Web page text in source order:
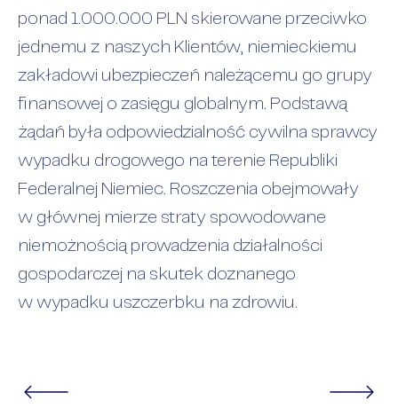
ponad 1.000.000 PLN skierowane przeciwko
jednemu z naszych Klientów, niemieckiemu
zakładowi ubezpieczeń należącemu go grupy
finansowej o zasięgu globalnym. Podstawą
żądań była odpowiedzialność cywilna sprawcy
wypadku drogowego na terenie Republiki
Federalnej Niemiec. Roszczenia obejmowały
w głównej mierze straty spowodowane
niemożnością prowadzenia działalności
gospodarczej na skutek doznanego
w wypadku uszczerbku na zdrowiu.